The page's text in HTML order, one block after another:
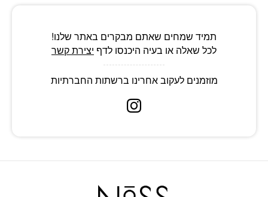
תמיד שמחים שאתם מבקרים באתר שלנו!
לכל שאלה או בעיה היכנסו לדף יצירת קשר
מוזמנים לעקוב אחרינו ברשתות החברתיות